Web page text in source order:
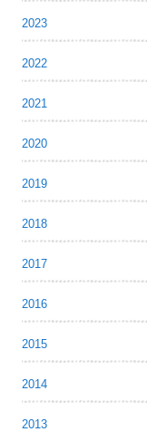
2023
2022
2021
2020
2019
2018
2017
2016
2015
2014
2013